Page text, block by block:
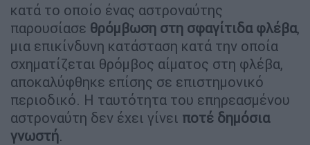
κατά το οποίο ένας αστροναύτης
παρουσίασε θρόμβωση στη σφαγίτιδα φλέβα,
μια επικίνδυνη κατάσταση κατά την οποία
σχηματίζεται θρόμβος αίματος στη φλέβα,
αποκαλύφθηκε επίσης σε επιστημονικό
περιοδικό. Η ταυτότητα του επηρεασμένου
αστροναύτη δεν έχει γίνει ποτέ δημόσια
γνωστή.